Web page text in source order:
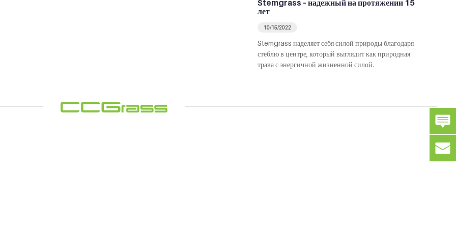
Stemgrass – надежный на протяжении 15
лет
10/15/2022
Stemgrass наделяет себя силой природы благодаря
стеблю в центре, который выглядит как природная
трава с энергичной жизненной силой.